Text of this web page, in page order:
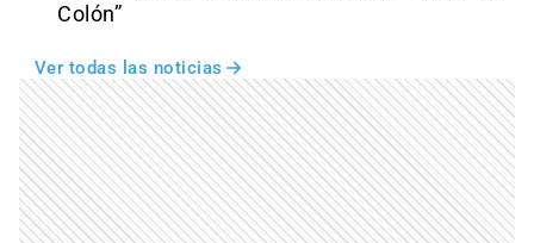
Colón”
Ver todas las noticias